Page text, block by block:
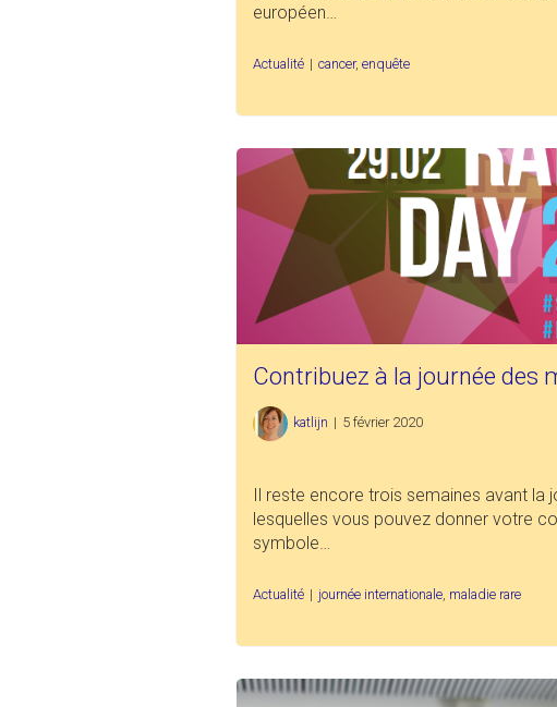
européen…
Actualité | cancer, enquête
Contribuez à la journée des
katlijn | 5 février 2020
Il reste encore trois semaines avant la
lesquelles vous pouvez donner votre
symbole…
Actualité | journée internationale, maladie rare